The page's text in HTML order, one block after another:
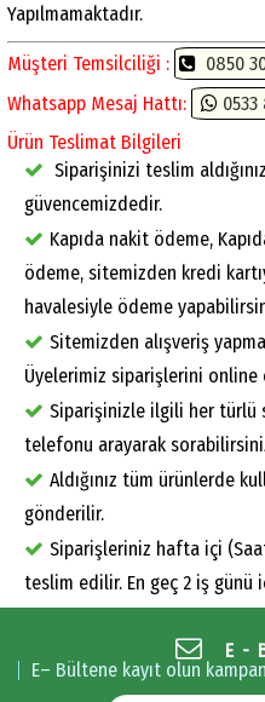
Yapılmamaktadır.
Müşteri Temsilciliği :
0850
Whatsapp Mesaj Hattı:
0533
Ürün Teslimat Bilgileri
Siparişinizi teslim
güvencemizdedir.
Kapıda nakit ödeme,
ödeme, sitemizden kredi
havalesiyle ödeme
Sitemizden alışveriş
Üyelerimiz siparişlerini
Siparişinizle ilgili her türlü
telefonu arayarak
Aldığınız tüm ürünlerde
gönderilir.
Siparişleriniz hafta içi
teslim edilir. En geç 2 iş günü
E-
E– Bültene kayıt olun